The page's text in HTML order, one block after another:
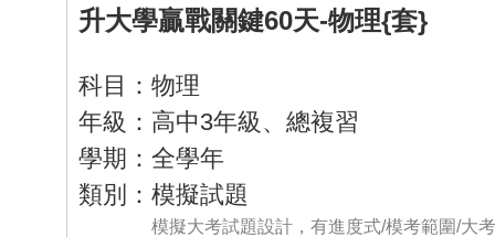
升大學贏戰關鍵60天-物理{套}
科目：物理
年級：高中3年級、總複習
學期：全學年
類別：模擬試題
模擬大考試題設計，有進度式/模考範圍/大